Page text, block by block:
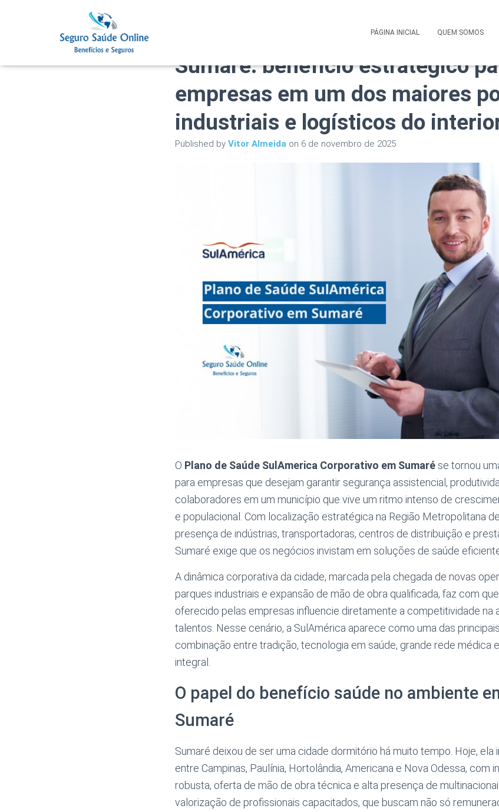
PÁGINA INICIAL QUEM SOMOS
Plano de Saúde SulAmerica
Sumaré: benefício estratégico
empresas em um dos maiores
industriais e logísticos do
Published by Vitor Almeida on 6 de novembro de 2025
O Plano de Saúde SulAmerica Corporativo em Sumaré se tornou
para empresas que desejam garantir segurança assistencial,
colaboradores em um município que vive um ritmo intenso de
e populacional. Com localização estratégica na Região Metropolitana
presença de indústrias, transportadoras, centros de distribuição e
Sumaré exige que os negócios invistam em soluções de saúde
A dinâmica corporativa da cidade, marcada pela chegada de novas
parques industriais e expansão de mão de obra qualificada, faz com
oferecido pelas empresas influencie diretamente a competitividade na
talentos. Nesse cenário, a SulAmérica aparece como uma das
combinação entre tradição, tecnologia em saúde, grande rede médica
integral.
O papel do benefício saúde no ambiente
Sumaré
Sumaré deixou de ser uma cidade dormitório há muito tempo. Hoje,
entre Campinas, Paulínia, Hortolândia, Americana e Nova Odessa, com
robusta, oferta de mão de obra técnica e alta presença de
valorização de profissionais capacitados, que buscam não só